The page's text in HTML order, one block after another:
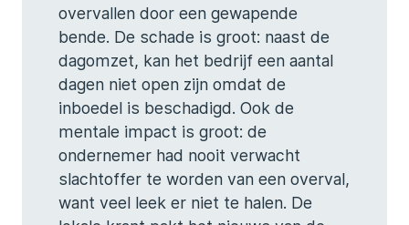
overvallen door een gewapende
bende. De schade is groot: naast de
dagomzet, kan het bedrijf een aantal
dagen niet open zijn omdat de
inboedel is beschadigd. Ook de
mentale impact is groot: de
ondernemer had nooit verwacht
slachtoffer te worden van een overval,
want veel leek er niet te halen. De